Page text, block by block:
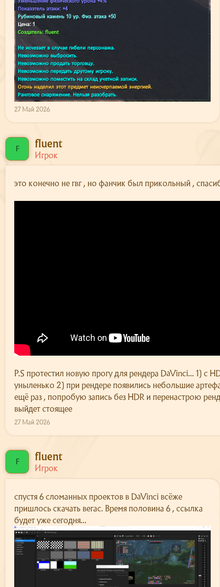
Сайт
Форум
О сервере
27 Май 2026
F fluent
Игрок
это конечно не гвг , но фанчик был прикольный ,
P.S протестил новую прогу для рендера DaVinci... 1) с
уныленько 2) при рендере появились небольшие
ещё раз , попробую запись без HDR и перенастрою
выйдет стоящее
27 Май 2026
F fluent
Игрок
спустя 6 сломанных проектов в DaVinci всёже
пришлось скачать вегас. Время половина 6 , ссылка
будет уже сегодня...